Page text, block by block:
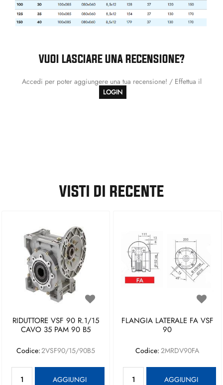
VUOI LASCIARE UNA RECENSIONE?
Accedi per poter aggiungere una tua recensione! / Effettua il
LOGIN
VISTI DI RECENTE
RIDUTTORE VSF 90 R.1/15
CAVO 35 PAM 90 B5
Codice:2VSF90/15/90B5
AGGIUNGI
FLANGIA LATERALE FA VSF
90
Codice: 2MRDV90FA
AGGIUNGI